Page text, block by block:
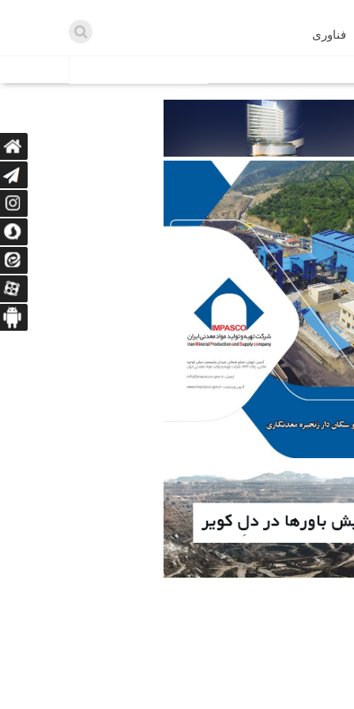
فناوری
دریافت می‌کنند